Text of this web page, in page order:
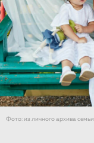
Фото: из личного архива семьи